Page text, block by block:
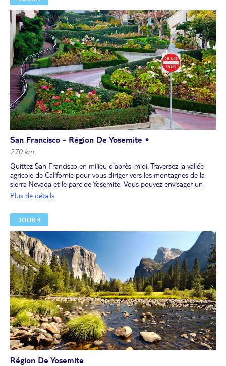
San Francisco - Région De Yosemite •
270 km
Quittez San Francisco en milieu d'après-midi. Traversez la vallée
agricole de Californie pour vous diriger vers les montagnes de la
sierra Nevada et le parc de Yosemite. Vous pouvez envisager un
léger détour pour faire un bref arrêt afin de traverser à pied
Installation pour 2 nuits à votre hôtel.
Plus de détails
JOUR 4
Région De Yosemite